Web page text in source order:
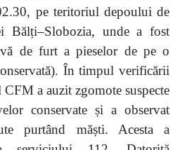
pe teritoriul depoului de
Bălți–Slobozia, unde a fost
de furt a pieselor de pe o
În timpul verificării
a auzit zgomote suspecte
conservate și a observat
purtând măști. Acesta a